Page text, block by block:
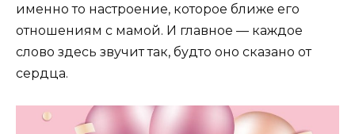
именно то настроение, которое ближе его
отношениям с мамой. И главное — каждое
слово здесь звучит так, будто оно сказано от
сердца.